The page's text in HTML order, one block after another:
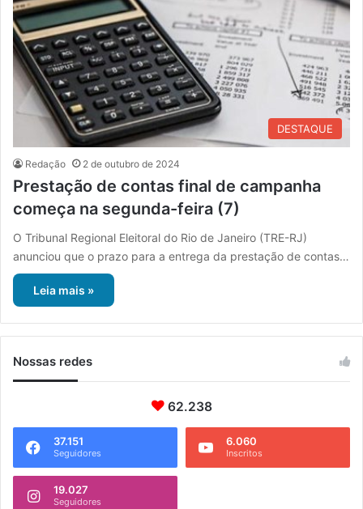
DESTAQUE
Redação 2 de outubro de 2024
Prestação de contas final de campanha
começa na segunda-feira (7)
O Tribunal Regional Eleitoral do Rio de Janeiro (TRE-RJ)
anunciou que o prazo para a entrega da prestação de contas…
Leia mais »
Nossas redes
62.238
37.151
Seguidores
6.060
Inscritos
19.027
Seguidores